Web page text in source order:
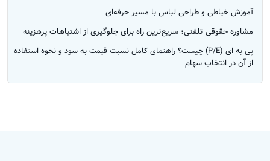
آموزش خیاطی و طراحی لباس با مسیر حرفه‌ای
مشاوره حقوقی تلفنی؛ سریع‌ترین راه برای جلوگیری از اشتباهات پرهزینه
پی به ای (P/E) چیست؟ راهنمای کامل نسبت قیمت به سود و نحوه استفاده
از آن در انتخاب سهام